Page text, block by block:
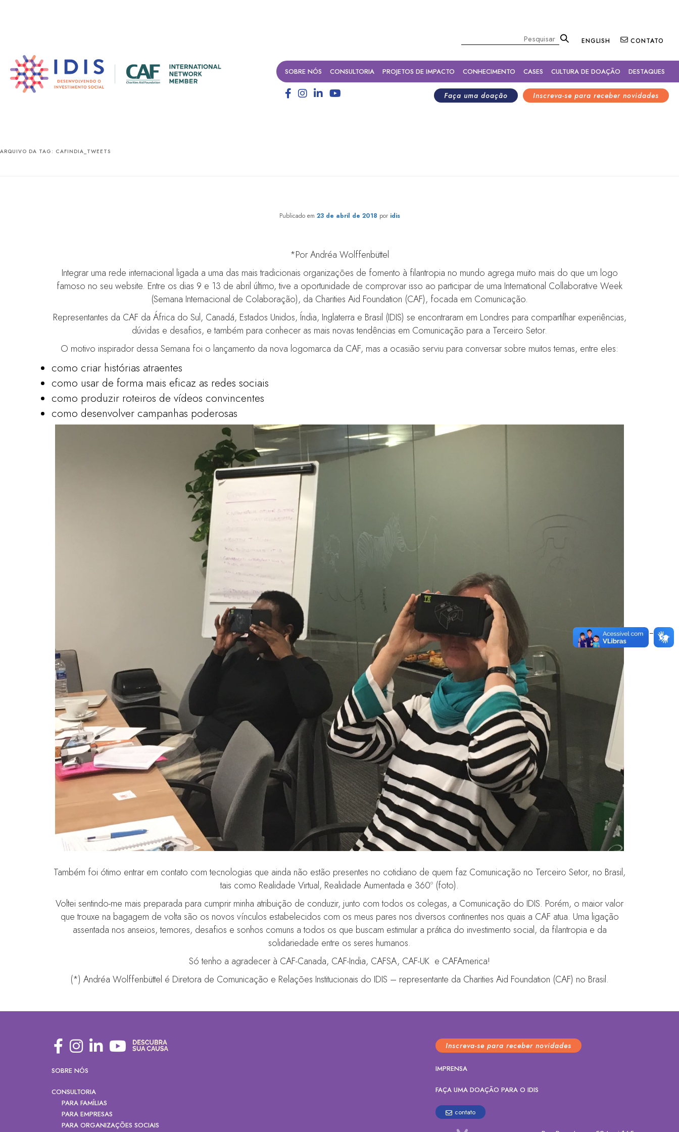
ENGLISH CONTATO
SOBRE NÓS CONSULTORIA PROJETOS DE IMPACTO CONHECIMENTO CASES CULTURA DE DOAÇÃO DESTAQUES
Inscreva-se para receber novidades
Faça uma doação
ARQUIVO DA TAG: CAFINDIA_TWEETS
Publicado em 23 de abril de 2018 por idis
*Por Andréa Wolffenbüttel
Integrar uma rede internacional ligada a uma das mais tradicionais organizações de fomento à filantropia no mundo agrega muito mais do que um logo
famoso no seu website. Entre os dias 9 e 13 de abril último, tive a oportunidade de comprovar isso ao participar de uma International Collaborative Week
(Semana Internacional de Colaboração), da Charities Aid Foundation (CAF), focada em Comunicação.
Representantes da CAF da África do Sul, Canadá, Estados Unidos, Índia, Inglaterra e Brasil (IDIS) se encontraram em Londres para compartilhar experiências,
dúvidas e desafios, e também para conhecer as mais novas tendências em Comunicação para a Terceiro Setor.
O motivo inspirador dessa Semana foi o lançamento da nova logomarca da CAF, mas a ocasião serviu para conversar sobre muitos temas, entre eles:
como criar histórias atraentes
como usar de forma mais eficaz as redes sociais
como produzir roteiros de vídeos convincentes
como desenvolver campanhas poderosas
Também foi ótimo entrar em contato com tecnologias que ainda não estão presentes no cotidiano de quem faz Comunicação no Terceiro Setor, no Brasil,
tais como Realidade Virtual, Realidade Aumentada e 360º (foto).
Voltei sentindo-me mais preparada para cumprir minha atribuição de conduzir, junto com todos os colegas, a Comunicação do IDIS. Porém, o maior valor
que trouxe na bagagem de volta são os novos vínculos estabelecidos com os meus pares nos diversos continentes nos quais a CAF atua. Uma ligação
assentada nos anseios, temores, desafios e sonhos comuns a todos os que buscam estimular a prática do investimento social, da filantropia e da
solidariedade entre os seres humanos.
Só tenho a agradecer à CAF-Canada, CAF-India, CAFSA, CAF-UK e CAFAmerica!
(*) Andréa Wolffenbüttel é Diretora de Comunicação e Relações Institucionais do IDIS – representante da Charities Aid Foundation (CAF) no Brasil.
SOBRE NÓS
CONSULTORIA
PARA FAMÍLIAS
PARA EMPRESAS
PARA ORGANIZAÇÕES SOCIAIS
Inscreva-se para receber novidades
IMPRENSA
FAÇA UMA DOAÇÃO PARA O IDIS
contato